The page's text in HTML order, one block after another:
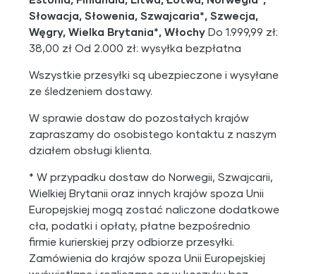
Słowacja, Słowenia, Szwajcaria*, Szwecja,
Węgry, Wielka Brytania*, Włochy Do 1.999,99 zł:
38,00 zł Od 2.000 zł: wysyłka bezpłatna
Wszystkie przesyłki są ubezpieczone i wysyłane
ze śledzeniem dostawy.
W sprawie dostaw do pozostałych krajów
zapraszamy do osobistego kontaktu z naszym
działem obsługi klienta.
* W przypadku dostaw do Norwegii, Szwajcarii,
Wielkiej Brytanii oraz innych krajów spoza Unii
Europejskiej mogą zostać naliczone dodatkowe
cła, podatki i opłaty, płatne bezpośrednio
firmie kurierskiej przy odbiorze przesyłki.
Zamówienia do krajów spoza Unii Europejskiej